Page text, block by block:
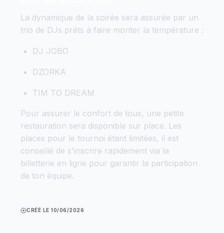
La dynamique de la soirée sera assurée par un
trio de DJs prêts à faire monter la température :
DJ JOBO
DZORKA
TIM TO DREAM
Pour assurer le confort de tous, une petite
restauration sera disponible sur place. Les
places pour le tournoi étant limitées, il est
conseillé de s'inscrire rapidement via la
billetterie en ligne pour garantir la participation
de ton équipe.
CRÉÉ LE 10/06/2026